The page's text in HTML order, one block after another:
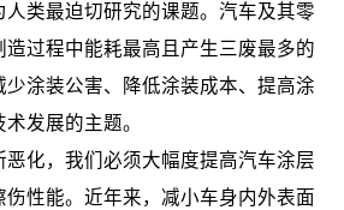
类最迫切研究的课题。汽车及其零
过程中能耗最高且产生三废最多的
涂装公害、降低涂装成本、提高涂
发展的主题。
恶化，我们必须大幅度提高汽车涂层
性能。近年来，减小车身内外表面